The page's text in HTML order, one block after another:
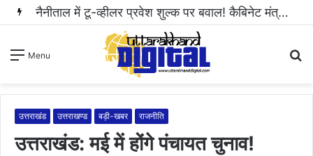
नैनीताल में टू-व्हीलर प्रवेश शुल्क पर बवाल! कैबिनेट मंत्री राम सिंह कैड़ा ने रुकवाई वसूली..
Menu
उत्तराखंड उत्तराखण्ड बड़ी-खबर राजनीति
उत्तराखंड: मई में होंगे पंचायत चुनाव!